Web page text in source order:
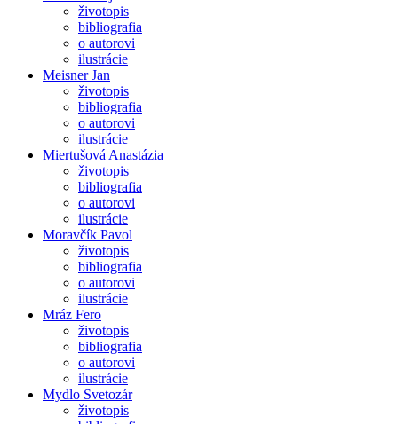
životopis
bibliografia
o autorovi
ilustrácie
Meisner Jan
životopis
bibliografia
o autorovi
ilustrácie
Miertušová Anastázia
životopis
bibliografia
o autorovi
ilustrácie
Moravčík Pavol
životopis
bibliografia
o autorovi
ilustrácie
Mráz Fero
životopis
bibliografia
o autorovi
ilustrácie
Mydlo Svetozár
životopis